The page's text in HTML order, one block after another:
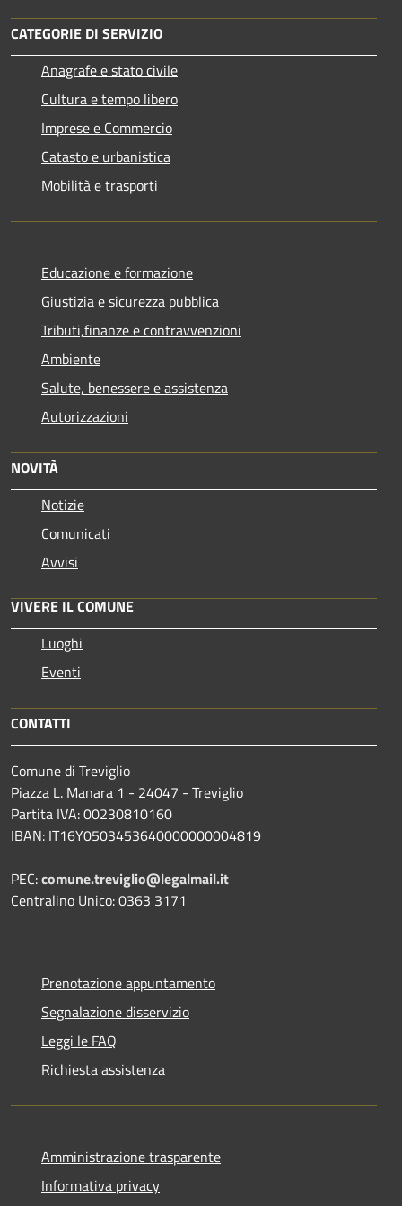
CATEGORIE DI SERVIZIO
Anagrafe e stato civile
Cultura e tempo libero
Imprese e Commercio
Catasto e urbanistica
Mobilità e trasporti
Educazione e formazione
Giustizia e sicurezza pubblica
Tributi,finanze e contravvenzioni
Ambiente
Salute, benessere e assistenza
Autorizzazioni
NOVITÀ
Notizie
Comunicati
Avvisi
VIVERE IL COMUNE
Luoghi
Eventi
CONTATTI
Comune di Treviglio
Piazza L. Manara 1 - 24047 - Treviglio
Partita IVA: 00230810160
IBAN: IT16Y0503453640000000004819
PEC:comune.treviglio@legalmail.it
Centralino Unico: 0363 3171
Prenotazione appuntamento
Segnalazione disservizio
Leggi le FAQ
Richiesta assistenza
Amministrazione trasparente
Informativa privacy